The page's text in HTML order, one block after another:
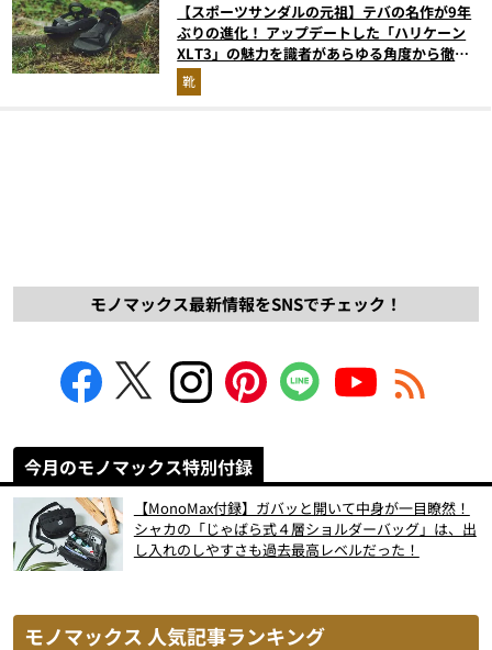
【スポーツサンダルの元祖】テバの名作が9年
ぶりの進化！ アップデートした「ハリケーン
XLT3」の魅力を識者があらゆる角度から徹底
解説！
靴
モノマックス最新情報をSNSでチェック！
今月のモノマックス特別付録
【MonoMax付録】ガバッと開いて中身が一目瞭然！
シャカの「じゃばら式４層ショルダーバッグ」は、出
し入れのしやすさも過去最高レベルだった！
モノマックス 人気記事ランキング